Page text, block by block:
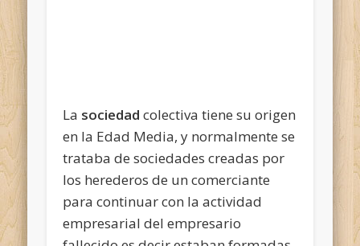
La sociedad colectiva tiene su origen
en la Edad Media, y normalmente se
trataba de sociedades creadas por
los herederos de un comerciante
para continuar con la actividad
empresarial del empresario